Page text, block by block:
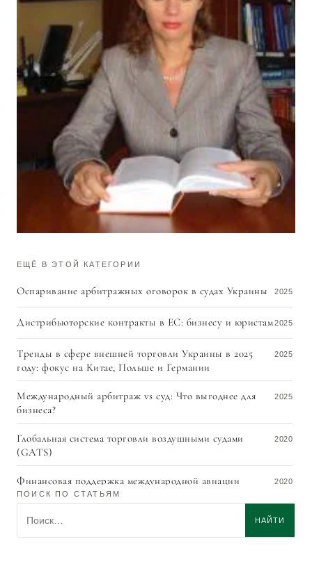
ЕЩЁ В ЭТОЙ КАТЕГОРИИ
Оспаривание арбитражных оговорок в судах Украины 2025
Дистрибьюторские контракты в ЕС: бизнесу и юристам2025
Тренды в сфере внешней торговли Украины в 2025
году: фокус на Китае, Польше и Германии
2025
Международный арбитраж vs суд: Что выгоднее для
бизнеса?
2025
Глобальная система торговли воздушными судами
(GATS)
2020
Финансовая поддержка международной авиации 2020
ПОИСК ПО СТАТЬЯМ
НАЙТИ